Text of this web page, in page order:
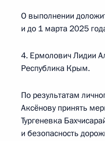
в Приёмной
личный приём
16 октября 2024 года, 16:13
Приняты меры по
жительницы
Российской
Федерации по
О выполнении
и до 1 марта 2025
4. Ермолович Лидии
Республика Крым.
По результатам
Аксёнову принять
Тургеневка
и безопасность